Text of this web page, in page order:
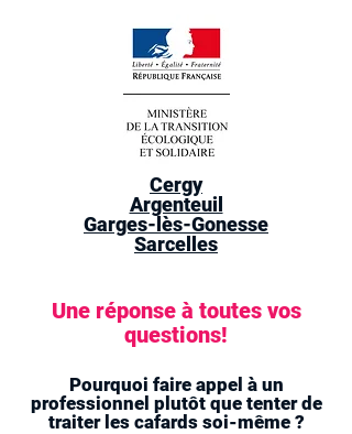
Cergy
Argenteuil
Garges-lès-Gonesse
Sarcelles
Une réponse à toutes vos
questions!
Pourquoi faire appel à un
professionnel plutôt que tenter de
traiter les cafards soi-même ?